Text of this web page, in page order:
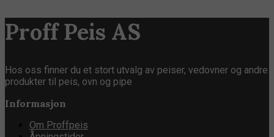
Proff Peis AS
Hos oss finner du et stort utvalg av peiser, vedovner og andre
produkter til peis, ovn og pipe
Informasjon
Om Proffpeis